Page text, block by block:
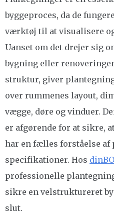
byggeproces, da de
værktøj til at visualisere
Uanset om det drejer sig
bygning eller
struktur, giver
over rummenes layout,
vægge, døre og vinduer.
er afgørende for at sikre,
har en fælles forståelse af
specifikationer. Hos
professionelle
sikre en velstruktureret
slut.